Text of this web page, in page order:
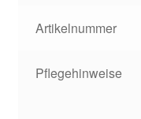
Artikelnummer
Pflegehinweise